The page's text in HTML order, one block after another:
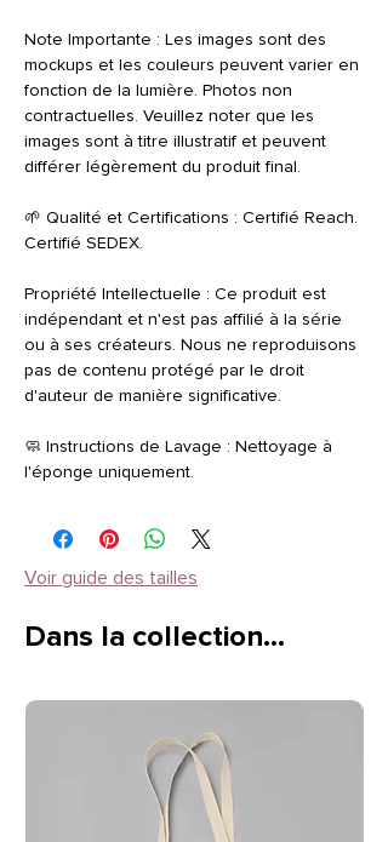
Note Importante : Les images sont des
mockups et les couleurs peuvent varier en
fonction de la lumière. Photos non
contractuelles. Veuillez noter que les
images sont à titre illustratif et peuvent
différer légèrement du produit final.
🌱 Qualité et Certifications : Certifié Reach.
Certifié SEDEX.
Propriété Intellectuelle : Ce produit est
indépendant et n'est pas affilié à la série
ou à ses créateurs. Nous ne reproduisons
pas de contenu protégé par le droit
d'auteur de manière significative.
🧼 Instructions de Lavage : Nettoyage à
l'éponge uniquement.
Voir guide des tailles
Dans la collection…